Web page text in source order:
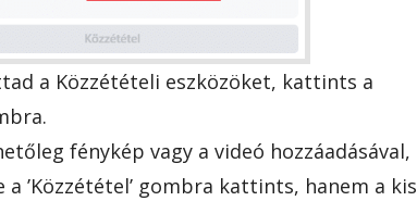
a Közzétételi eszközöket, kattints a
fénykép vagy a videó hozzáadásával,
’Közzététel’ gombra kattints, hanem a kis